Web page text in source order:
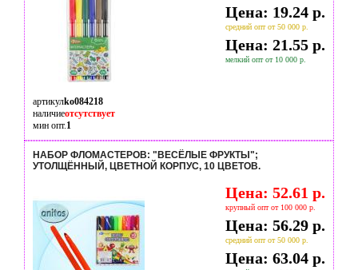
Цена: 19.24 р.
средний опт от 50 000 р.
Цена: 21.55 р.
мелкий опт от 10 000 р.
артикулko084218
наличиеотсутствует
мин опт.1
НАБОР ФЛОМАСТЕРОВ: "ВЕСЁЛЫЕ ФРУКТЫ";
УТОЛЩЁННЫЙ, ЦВЕТНОЙ КОРПУС, 10 ЦВЕТОВ.
Цена: 52.61 р.
крупный опт от 100 000 р.
Цена: 56.29 р.
средний опт от 50 000 р.
Цена: 63.04 р.